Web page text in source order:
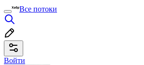
Все потоки
Войти